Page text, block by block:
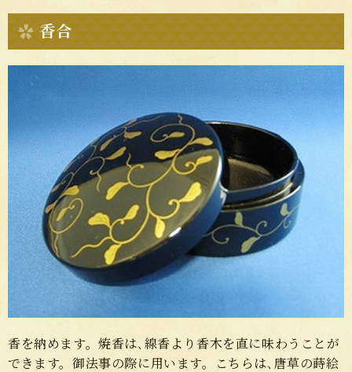
香合
香を納めます。焼香は､線香より香木を直に味わうことが
できます。御法事の際に用います。こちらは､唐草の蒔絵